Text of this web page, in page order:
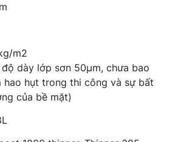
m2
độ dày lớp sơn 50µm, chưa bao
hao hụt trong thi công và sự bất
của bề mặt)